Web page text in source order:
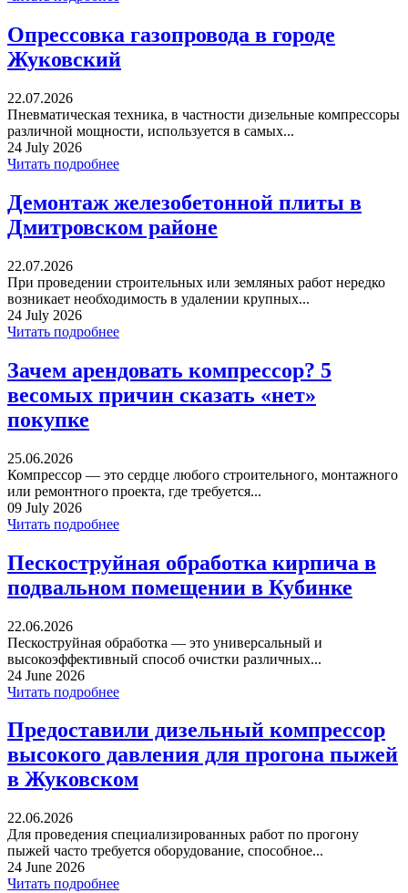
Опрессовка газопровода в городе
Жуковский
22.07.2026
Пневматическая техника, в частности дизельные компрессоры
различной мощности, используется в самых...
24 July 2026
Читать подробнее
Демонтаж железобетонной плиты в
Дмитровском районе
22.07.2026
При проведении строительных или земляных работ нередко
возникает необходимость в удалении крупных...
24 July 2026
Читать подробнее
Зачем арендовать компрессор? 5
весомых причин сказать «нет»
покупке
25.06.2026
Компрессор — это сердце любого строительного, монтажного
или ремонтного проекта, где требуется...
09 July 2026
Читать подробнее
Пескоструйная обработка кирпича в
подвальном помещении в Кубинке
22.06.2026
Пескоструйная обработка — это универсальный и
высокоэффективный способ очистки различных...
24 June 2026
Читать подробнее
Предоставили дизельный компрессор
высокого давления для прогона пыжей
в Жуковском
22.06.2026
Для проведения специализированных работ по прогону
пыжей часто требуется оборудование, способное...
24 June 2026
Читать подробнее